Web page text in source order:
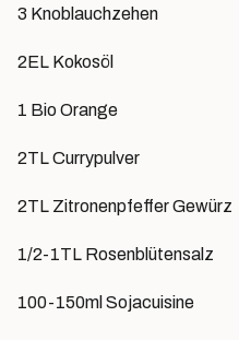
3 Knoblauchzehen
2EL Kokosöl
1 Bio Orange
2TL Currypulver
2TL Zitronenpfeffer Gewürz
1/2-1TL Rosenblütensalz
100-150ml Sojacuisine